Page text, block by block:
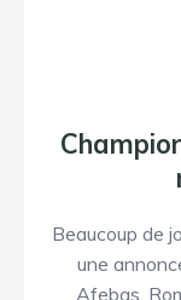
Beaucoup de
une
Afebas.